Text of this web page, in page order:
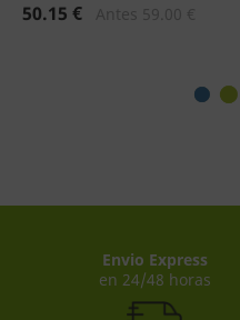
50.15 €
Envio Express
en 24/48 horas